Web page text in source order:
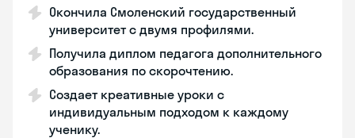
Окончила Смоленский государственный
университет с двумя профилями.
Получила диплом педагога дополнительного
образования по скорочтению.
Создает креативные уроки с
индивидуальным подходом к каждому
ученику.